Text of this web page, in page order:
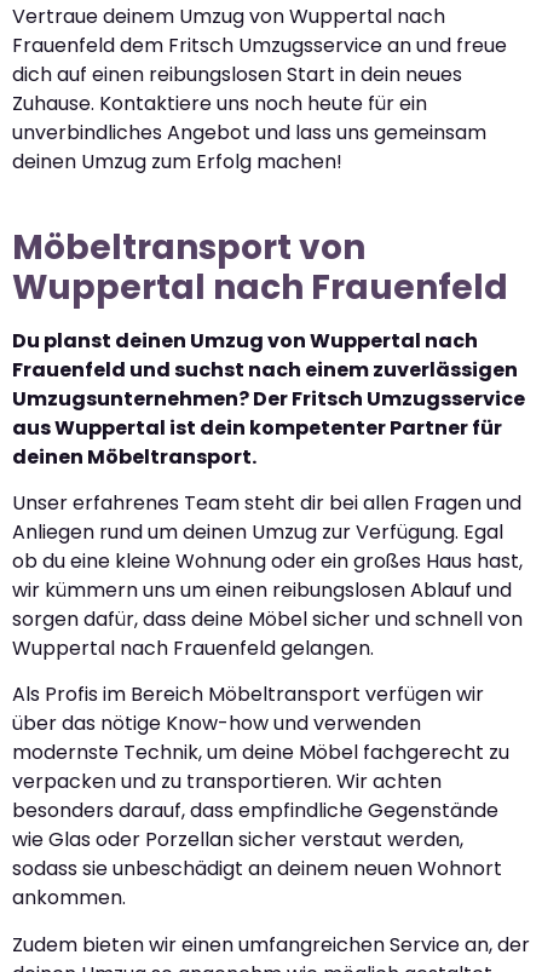
Vertraue deinem Umzug von Wuppertal nach
Frauenfeld dem Fritsch Umzugsservice an und freue
dich auf einen reibungslosen Start in dein neues
Zuhause. Kontaktiere uns noch heute für ein
unverbindliches Angebot und lass uns gemeinsam
deinen Umzug zum Erfolg machen!
Möbeltransport von
Wuppertal nach Frauenfeld
Du planst deinen Umzug von Wuppertal nach
Frauenfeld und suchst nach einem zuverlässigen
Umzugsunternehmen? Der Fritsch Umzugsservice
aus Wuppertal ist dein kompetenter Partner für
deinen Möbeltransport.
Unser erfahrenes Team steht dir bei allen Fragen und
Anliegen rund um deinen Umzug zur Verfügung. Egal
ob du eine kleine Wohnung oder ein großes Haus hast,
wir kümmern uns um einen reibungslosen Ablauf und
sorgen dafür, dass deine Möbel sicher und schnell von
Wuppertal nach Frauenfeld gelangen.
Als Profis im Bereich Möbeltransport verfügen wir
über das nötige Know-how und verwenden
modernste Technik, um deine Möbel fachgerecht zu
verpacken und zu transportieren. Wir achten
besonders darauf, dass empfindliche Gegenstände
wie Glas oder Porzellan sicher verstaut werden,
sodass sie unbeschädigt an deinem neuen Wohnort
ankommen.
Zudem bieten wir einen umfangreichen Service an, der